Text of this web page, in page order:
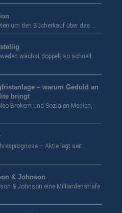
um den Bücherkauf über das …
wächst doppelt so schnell
– warum Geduld an
bringt
Brokern und Sozialen Medien,
– Aktie legt seit
& Johnson
& Johnson eine Milliardenstrafe